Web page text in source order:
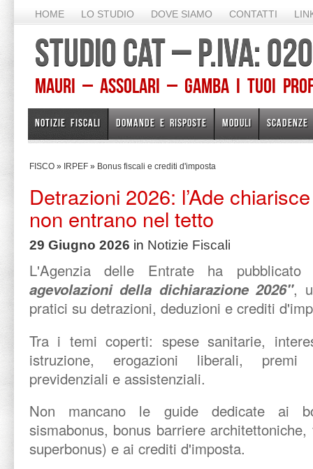
HOME LO STUDIO DOVE SIAMO CONTATTI
STUDIO CAT – P.IVA:
Mauri – Assolari – Gamba I TUOI
NOTIZIE FISCALI DOMANDE E RISPOSTE MODULI SCADENZE
FISCO » IRPEF » Bonus fiscali e crediti d'imposta
Detrazioni 2026: l’Ade
non entrano nel tetto
29 Giugno 2026 in Notizie Fiscali
L'Agenzia delle Entrate ha
agevolazioni della dichiarazione 2026",
pratici su detrazioni, deduzioni e crediti
Tra i temi coperti: spese sanitarie,
istruzione, erogazioni liberali, premi
previdenziali e assistenziali.
Non mancano le guide dedicate ai
sismabonus, bonus barriere
superbonus) e ai crediti d'imposta.